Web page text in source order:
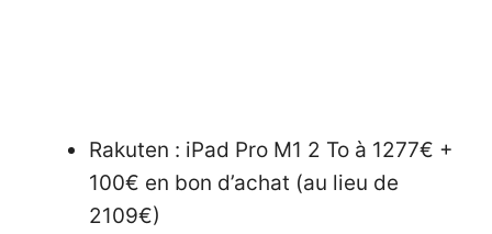
Rakuten : iPad Pro M1 2 To à 1277€ +
100€ en bon d’achat (au lieu de
2109€)